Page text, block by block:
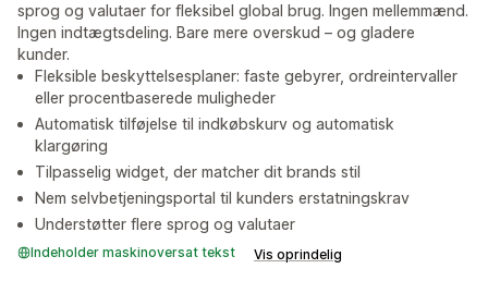
sprog og valutaer for fleksibel global brug. Ingen mellemmænd.
Ingen indtægtsdeling. Bare mere overskud – og gladere
kunder.
Fleksible beskyttelsesplaner: faste gebyrer, ordreintervaller
eller procentbaserede muligheder
Automatisk tilføjelse til indkøbskurv og automatisk
klargøring
Tilpasselig widget, der matcher dit brands stil
Nem selvbetjeningsportal til kunders erstatningskrav
Understøtter flere sprog og valutaer
Indeholder maskinoversat tekst Vis oprindelig